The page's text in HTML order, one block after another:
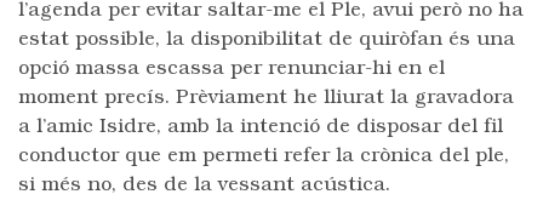
l’agenda per evitar saltar-me el Ple, avui però no ha
estat possible, la disponibilitat de quiròfan és una
opció massa escassa per renunciar-hi en el
moment precís. Prèviament he lliurat la gravadora
a l’amic Isidre, amb la intenció de disposar del fil
conductor que em permeti refer la crònica del ple,
si més no, des de la vessant acústica.